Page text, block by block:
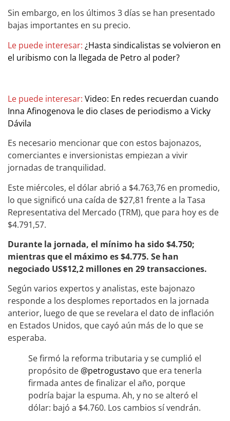
Sin embargo, en los últimos 3 días se han presentado
bajas importantes en su precio.
Le puede interesar: ¿Hasta sindicalistas se volvieron en
el uribismo con la llegada de Petro al poder?
Le puede interesar: Video: En redes recuerdan cuando
Inna Afinogenova le dio clases de periodismo a Vicky
Dávila
Es necesario mencionar que con estos bajonazos,
comerciantes e inversionistas empiezan a vivir
jornadas de tranquilidad.
Este miércoles, el dólar abrió a $4.763,76 en promedio,
lo que significó una caída de $27,81 frente a la Tasa
Representativa del Mercado (TRM), que para hoy es de
$4.791,57.
Durante la jornada, el mínimo ha sido $4.750;
mientras que el máximo es $4.775. Se han
negociado US$12,2 millones en 29 transacciones.
Según varios expertos y analistas, este bajonazo
responde a los desplomes reportados en la jornada
anterior, luego de que se revelara el dato de inflación
en Estados Unidos, que cayó aún más de lo que se
esperaba.
Se firmó la reforma tributaria y se cumplió el
propósito de @petrogustavo que era tenerla
firmada antes de finalizar el año, porque
podría bajar la espuma. Ah, y no se alteró el
dólar: bajó a $4.760. Los cambios sí vendrán.